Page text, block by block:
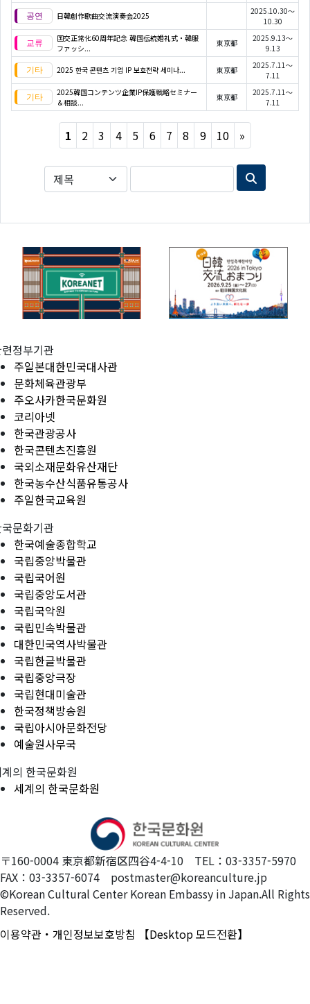
日韓創作歌曲交流演奏会2025
2025.10.30～
10.30
国交正常化60周年記念 韓国伝統婚礼式・韓服
ファッシ...
東京都
2025.9.13～
9.13
2025 한국 콘텐츠 기업 IP 보호전략 세미나... 東京都
2025.7.11～
7.11
2025韓国コンテンツ企業IP保護戦略セミナー
＆相談...
東京都
2025.7.11～
7.11
1 2 3 4 5 6 7 8 9 10 »
정부기관
주일본대한민국대사관
문화체육관광부
주오사카한국문화원
코리아넷
한국관광공사
한국콘텐츠진흥원
국외소재문화유산재단
한국농수산식품유통공사
주일한국교육원
문화기관
한국예술종합학교
국립중앙박물관
국립국어원
국립중앙도서관
국립국악원
국립민속박물관
대한민국역사박물관
국립한글박물관
국립중앙극장
국립현대미술관
한국정책방송원
국립아시아문화전당
예술원사무국
의 한국문화원
세계의 한국문화원
〒160-0004 東京都新宿区四谷4-4-10 TEL：03-3357-5970
FAX：03-3357-6074 postmaster@koreanculture.jp
©Korean Cultural Center Korean Embassy in Japan.All Rights
Reserved.
이용약관・개인정보보호방침
【Desktop 모드전환】